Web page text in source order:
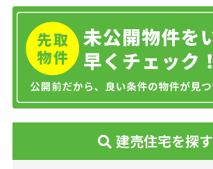
建売住宅を探す